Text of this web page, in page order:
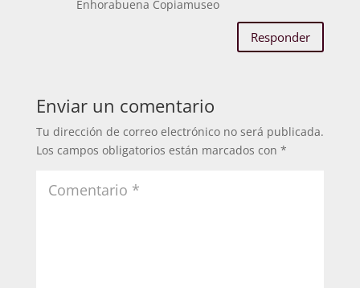
Enhorabuena Copiamuseo
Responder
Enviar un comentario
Tu dirección de correo electrónico no será publicada.
Los campos obligatorios están marcados con *